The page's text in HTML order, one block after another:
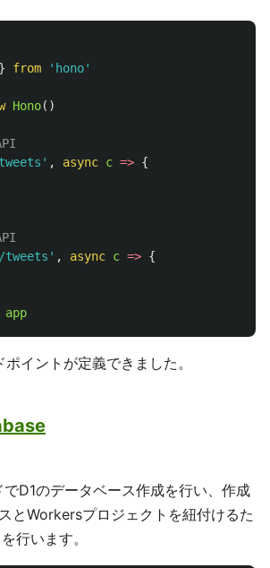
} from ' hono'
Hono()
' , async c => {
' , async c => {
app
イントが定義できました。
D1のデータベース作成を行い、作成
とWorkersプロジェクトを紐付けるた
行います。